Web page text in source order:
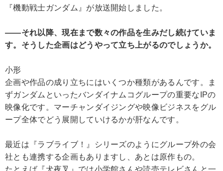
『機動戦士ガンダム』が放送開始しました。
――それ以降、現在まで数々の作品を生みだし続けていま
す。そうした企画はどうやって立ち上がるのでしょうか。
小形
企画や作品の成り立ちにはいくつか種類があるんです。ま
ずガンダムといったバンダイナムコグループの重要なIPの
映像化です。マーチャンダイジングや映像ビジネスをグル
ープ全体でどう展開していけるかが肝なんです。
最近は『ラブライブ！』シリーズのようにグループ外の会
社とも連携する企画もありますし、あとは原作もの。
たとえば『犬夜叉』では小学館さんや読売テレビさんと一